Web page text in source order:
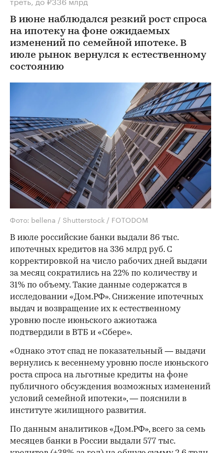
В июне наблюдался резкий рост спроса
на ипотеку на фоне ожидаемых
изменений по семейной ипотеке. В
июле рынок вернулся к естественному
состоянию
Фото: bellena / Shutterstock / FOTODOM
В июле российские банки выдали 86 тыс.
ипотечных кредитов на 336 млрд руб. С
корректировкой на число рабочих дней выдачи
за месяц сократились на 22% по количеству и
31% по объему. Такие данные содержатся в
исследовании «Дом.РФ». Снижение ипотечных
выдач и возвращение их к естественному
уровню после июньского ажиотажа
подтвердили в ВТБ и «Сбере».
«Однако этот спад не показательный — выдачи
вернулись к весеннему уровню после июньского
роста спроса на льготные кредиты на фоне
публичного обсуждения возможных изменений
условий семейной ипотеки», — пояснили в
институте жилищного развития.
По данным аналитиков «Дом.РФ», всего за семь
месяцев банки в России выдали 577 тыс.